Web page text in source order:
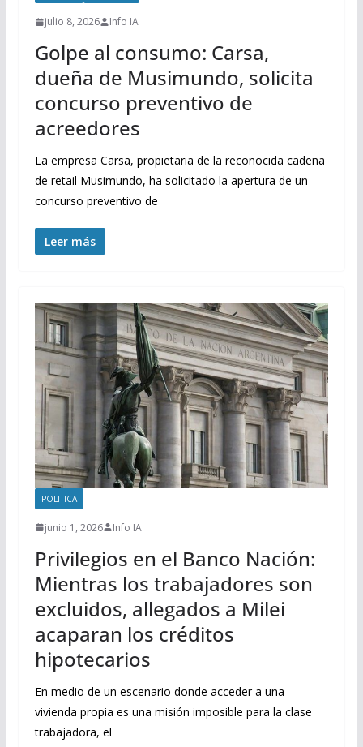
julio 8, 2026 Info IA
Golpe al consumo: Carsa,
dueña de Musimundo, solicita
concurso preventivo de
acreedores
La empresa Carsa, propietaria de la reconocida cadena
de retail Musimundo, ha solicitado la apertura de un
concurso preventivo de
Leer más
POLITICA
junio 1, 2026 Info IA
Privilegios en el Banco Nación:
Mientras los trabajadores son
excluidos, allegados a Milei
acaparan los créditos
hipotecarios
En medio de un escenario donde acceder a una
vivienda propia es una misión imposible para la clase
trabajadora, el